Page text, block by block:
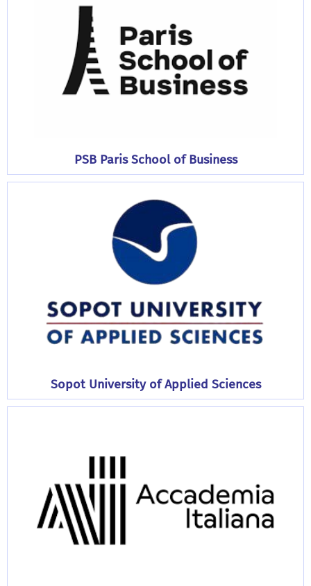
PSB Paris School of Business
Sopot University of Applied Sciences